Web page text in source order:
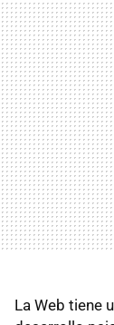
La Web tiene